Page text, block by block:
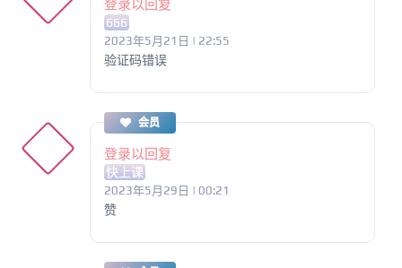
登录以回复
666
2023年5月21日 | 22:55
验证码错误
会员
登录以回复
快上课
2023年5月29日 | 00:21
赞